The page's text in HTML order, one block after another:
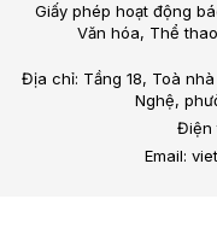
Giấy phép hoạt động
Văn hóa, Thể
Địa chỉ: Tầng 18, Toà
Nghệ,
Điện
Email: